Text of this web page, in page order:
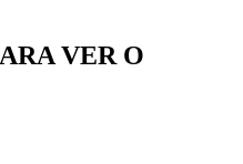
VER O